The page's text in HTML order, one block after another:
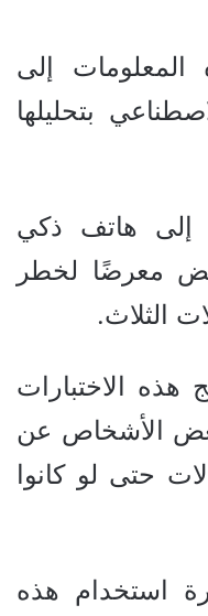
المعلومات إلى
بتحليلها
إلى هاتف ذكي
معرضًا لخطر
الثلاث.
هذه الاختبارات
بعض الأشخاص عن
حتى لو كانوا
استخدام هذه